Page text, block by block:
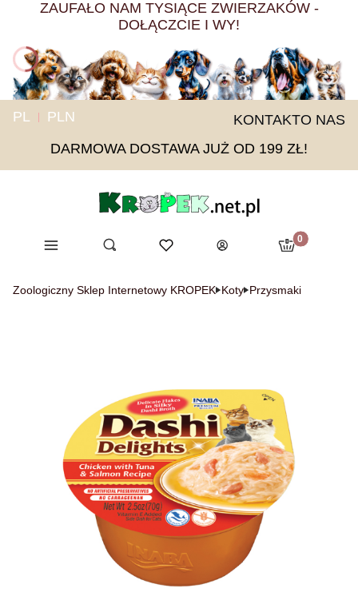
ZAUFAŁO NAM TYSIĄCE ZWIERZAKÓW -
DOŁĄCZCIE I WY!
PL PLN KONTAKTO NAS
DARMOWA DOSTAWA JUŻ OD 199 ZŁ!
Menu Otwórz wyszukiwarkę
Szukaj Ulubione
Zaloguj się
Produkty w
Koszyk
Zoologiczny Sklep Internetowy KROPEK Koty Przysmaki